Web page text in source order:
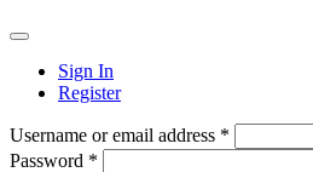
Sign In
Register
Username or email address *
Password *